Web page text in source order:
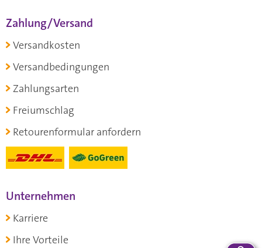
Zahlung/Versand
Versandkosten
Versandbedingungen
Zahlungsarten
Freiumschlag
Retourenformular anfordern
Unternehmen
Karriere
Ihre Vorteile